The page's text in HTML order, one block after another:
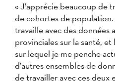
« J’apprécie beaucoup de
de cohortes de
travaille avec des données
provinciales sur la santé, et
sur lequel je me penche
d’autres ensembles de
de travailler avec ces deux